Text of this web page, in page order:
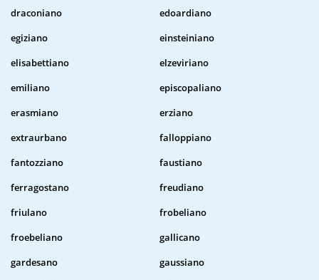
draconiano
edoardiano
egiziano
einsteiniano
elisabettiano
elzeviriano
emiliano
episcopaliano
erasmiano
erziano
extraurbano
falloppiano
fantozziano
faustiano
ferragostano
freudiano
friulano
frobeliano
froebeliano
gallicano
gardesano
gaussiano